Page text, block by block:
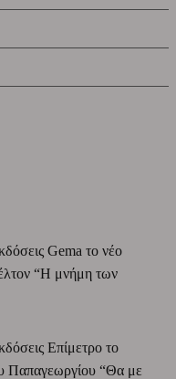
Gema το νέο
“Η μνήμη των
Επίμετρο το
Παπαγεωργίου “Θα με